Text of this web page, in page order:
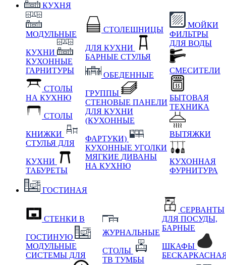
КУХНЯ
МОДУЛЬНЫЕ
КУХНИ
КУХОННЫЕ
ГАРНИТУРЫ
СТОЛЫ
НА КУХНЮ
СТОЛЫ
КНИЖКИ
СТУЛЬЯ ДЛЯ
КУХНИ
ТАБУРЕТЫ
СТОЛЕШНИЦЫ
ДЛЯ КУХНИ
БАРНЫЕ СТУЛЬЯ
ОБЕДЕННЫЕ
ГРУППЫ
СТЕНОВЫЕ ПАНЕЛИ
ДЛЯ КУХНИ
(КУХОННЫЕ
ФАРТУКИ)
КУХОННЫЕ УГОЛКИ
МЯГКИЕ ДИВАНЫ
НА КУХНЮ
МОЙКИ
ФИЛЬТРЫ
ДЛЯ ВОДЫ
СМЕСИТЕЛИ
БЫТОВАЯ
ТЕХНИКА
ВЫТЯЖКИ
КУХОННАЯ
ФУРНИТУРА
ГОСТИНАЯ
СТЕНКИ В
ГОСТИНУЮ
МОДУЛЬНЫЕ
СИСТЕМЫ ДЛЯ
ЖУРНАЛЬНЫЕ
СТОЛЫ
ТВ ТУМБЫ
СЕРВАНТЫ
ДЛЯ ПОСУДЫ,
БАРНЫЕ
ШКАФЫ